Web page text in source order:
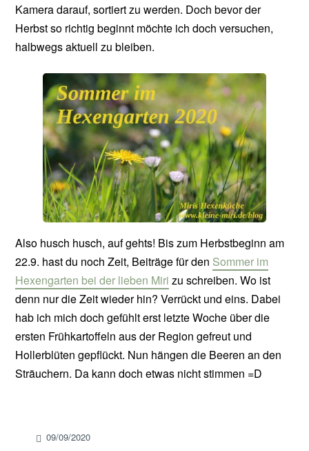
Kamera darauf, sortiert zu werden. Doch bevor der
Herbst so richtig beginnt möchte ich doch versuchen,
halbwegs aktuell zu bleiben.
Also husch husch, auf gehts! Bis zum Herbstbeginn am
22.9. hast du noch Zeit, Beiträge für den Sommer im
Hexengarten bei der lieben Miri zu schreiben. Wo ist
denn nur die Zeit wieder hin? Verrückt und eins. Dabei
hab ich mich doch gefühlt erst letzte Woche über die
ersten Frühkartoffeln aus der Region gefreut und
Hollerblüten gepflückt. Nun hängen die Beeren an den
Sträuchern. Da kann doch etwas nicht stimmen =D
09/09/2020